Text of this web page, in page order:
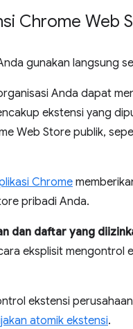
Chrome Web
gunakan langsung
Anda dapat
ekstensi yang
Web Store publik,
Chrome
pribadi Anda.
dan daftar yang
eksplisit mengontrol
ekstensi
atomik ekstensi.